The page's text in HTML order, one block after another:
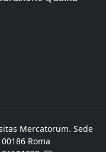
Mercatorum. Sede
Roma